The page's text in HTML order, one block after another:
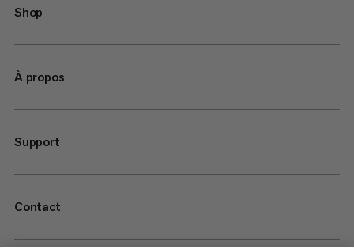
Shop
À propos
Support
Contact